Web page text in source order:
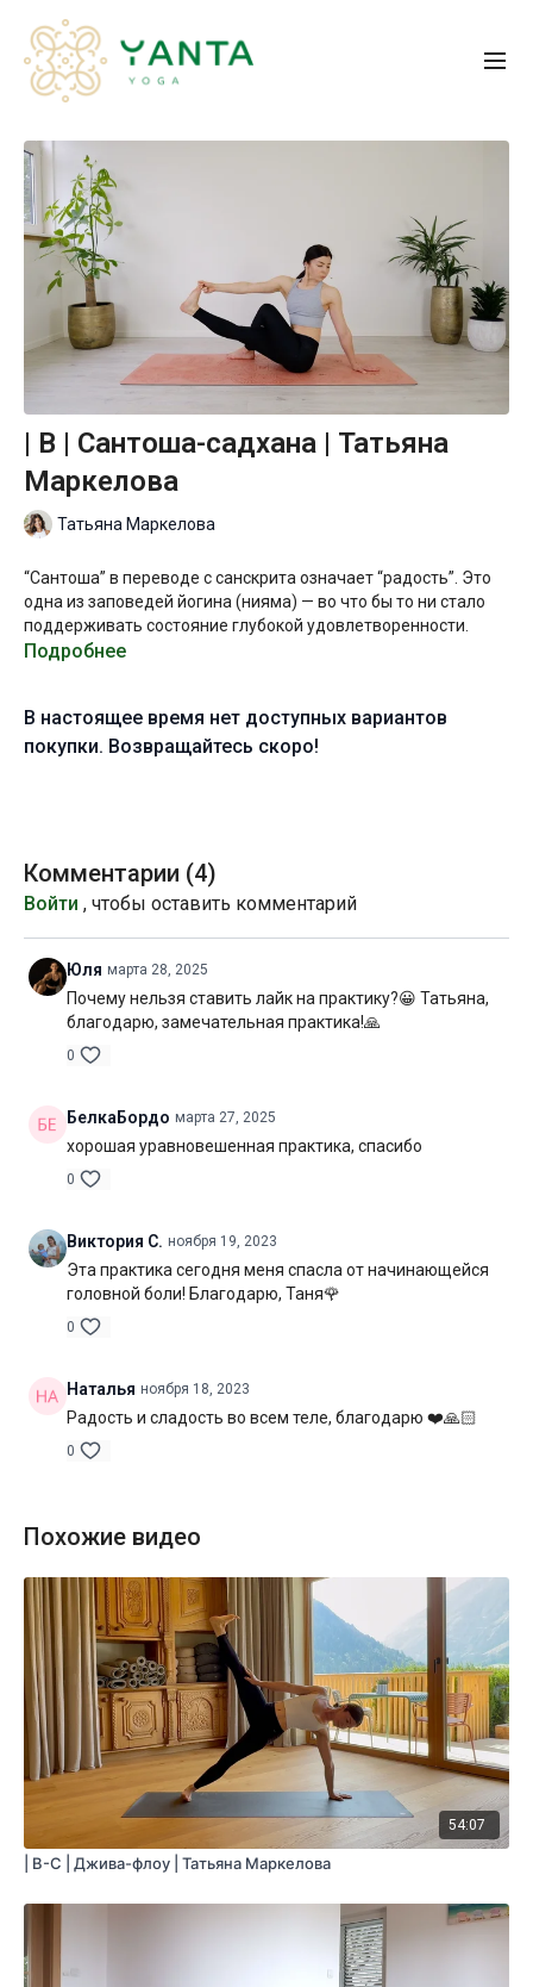
| B | Сантоша-садхана | Татьяна
Маркелова
Татьяна Маркелова
“Сантоша” в переводе с санскрита означает “радость”. Это
одна из заповедей йогина (нияма) — во что бы то ни стало
поддерживать состояние глубокой удовлетворенности.
состояние жизнерадостности должно стать доминирующей
константой.
Попробуйте сегодня целенаправленно поддерживать
состояние сантоши на протяжении всей практики. Мы
выполним несложную последовательность классических
асан хатха-йоги без каких-то необычных упражнений и
элементов.
Сосредоточьте своё внимание на внутренних переживаниях
и насладитесь этой практикой сполна, сохраняя внутреннюю
Желаю вам приятной практики!
Уровень подготовки:
Специфика:стато-динамическая практика общей
направленностия
Нагрузка:
Оборудование:не потребуется
Подробнее
В настоящее время нет доступных вариантов
покупки. Возвращайтесь скоро!
Комментарии (4)
Войти , чтобы оставить комментарий
Юля марта 28, 2025
Почему нельзя ставить лайк на практику?😀 Татьяна,
благодарю, замечательная практика!🙏
0
БелкаБордо марта 27, 2025
хорошая уравновешенная практика, спасибо
0
Виктория С. ноября 19, 2023
Эта практика сегодня меня спасла от начинающейся
головной боли! Благодарю, Таня🌹
0
Наталья ноября 18, 2023
Радость и сладость во всем теле, благодарю ❤️🙏🏻
0
Похожие видео
54:07
| B-C | Джива-флоу | Татьяна Маркелова